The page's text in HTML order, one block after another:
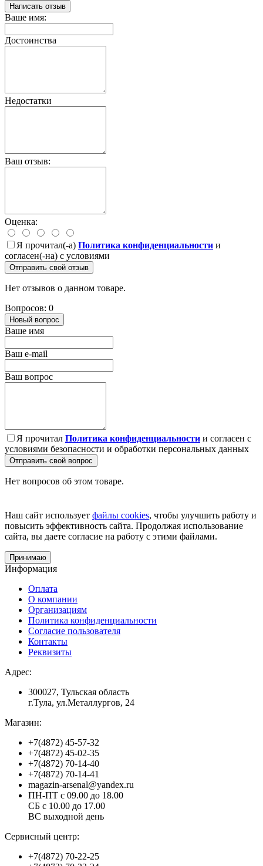
Написать отзыв
Ваше имя:
Достоинства
Недостатки
Ваш отзыв:
Оценка:
Я прочитал(-а) Политика конфиденциальности и
согласен(-на) с условиями
Отправить свой отзыв
Нет отзывов о данном товаре.
Вопросов: 0
Новый вопрос
Ваше имя
Ваш e-mail
Ваш вопрос
Я прочитал Политика конфиденциальности и согласен с
условиями безопасности и обработки персональных данных
Отправить свой вопрос
Нет вопросов об этом товаре.
Наш сайт использует файлы cookies, чтобы улучшить работу и
повысить эффективность сайта. Продолжая использование
сайта, вы даете согласие на работу с этими файлами.
Принимаю
Информация
Оплата
О компании
Организациям
Политика конфиденциальности
Согласие пользователя
Контакты
Реквизиты
Адрес:
300027, Тульская область
г.Тула, ул.Металлургов, 24
Магазин:
+7(4872) 45-57-32
+7(4872) 45-02-35
+7(4872) 70-14-40
+7(4872) 70-14-41
magazin-arsenal@yandex.ru
ПН-ПТ с 09.00 до 18.00
СБ с 10.00 до 17.00
ВС выходной день
Сервисный центр:
+7(4872) 70-22-25